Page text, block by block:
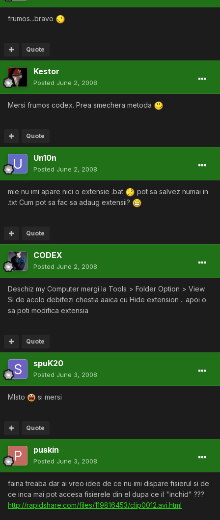
frumos...bravo
Quote
Kestor
Posted June 2, 2008
Mersi frumos codex. Prea smechera metoda
Quote
Un10n
Posted June 2, 2008
mie nu imi apare nici o extensie .bat
pot sa salvez numai in
.txt Cum pot sa fac sa adaug extensii?
Quote
CODEX
Posted June 2, 2008
Deschiz my Computer mergi la Tools > Folder Option > View
Si de acolo debifezi chestia aaica cu Hide extension .. apoi o
sa poti modifica extensia
Quote
spuK20
Posted June 3, 2008
MIsto si mersi
Quote
puskin
Posted June 3, 2008
faina treaba dar ai vreo idee de ce nu imi dispare fisierul si de
ce inca mai pot accesa fisierele din el dupa ce il "inchid" ???
http://rapidshare.com/files/119816453/clip0012.avi.html